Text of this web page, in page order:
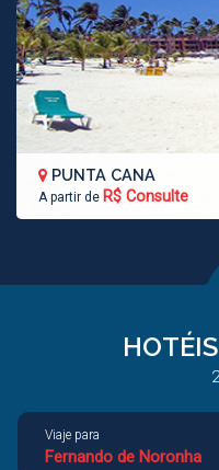
PUNTA CANA
A partir de R$ Consulte
2
Viaje para
Fernando de Noronha